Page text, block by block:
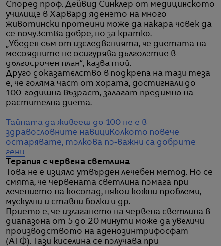
Според проф. Дейвид Синклер от медицинското
училище в Харвард яденето на много
животински протеини може да накара човек да
се почувства добре, но за кратко.
„Убеден съм от изследванията, че диетата на
месоядните не осигурява дълголетие в
дългосрочен план“, казва той.
Друго доказателство в подкрепа на тази теза
е, че голяма част от хората, достигнали до
100-годишна възраст, залагат предимно на
растителна диета.
Тайната да живееш до 100 не е в
здравословните навици Колкото повече
остарявате, толкова по-важни са добрите
гени
Терапия с червена светлина
Това не е изцяло утвърден лечебен метод. Но се
смята, че червената светлина помага при
лечението на косопад, някои кожни проблеми,
мускулни и ставни болки и др.
Прието е, че излагането на червена светлина в
диапазона от 5 до 20 минути може да увеличи
производството на аденозинтрифосфат
(АТФ). Тази киселина се получава при